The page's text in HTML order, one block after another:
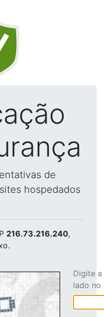
de
hospedados
216.73.216.240,
Digite
lado no